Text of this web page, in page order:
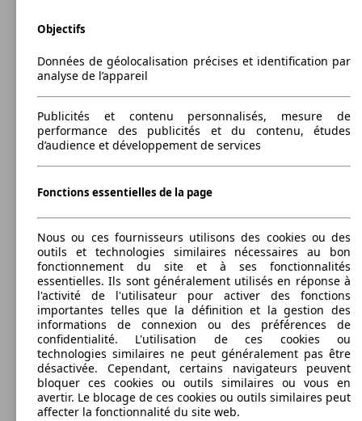
718 Boxster 2.5i S 350 ch
(350 PS) l/
718 Boxster 4.0 400 ch
(400 PS)
718 Boxster 4.0 400 ch PDK
294 KW
(400 PS)
Cabriolet
Essence
Model Version
Leistung
Boxster 2.7i 265 ch
195 KW
(265 PS)
Ø
l/
2009 - 2013 Porsche BOXSTER SPYDER (12/2009-04/2013)
Dim. (L/l/h):
à partir de 4329 x 1801 x 1231 mm
235 KW (320 PS)
Sièges:
2
Coffre:
130 - 150 Litres
Afficher les variantes
Objectifs
Données de géolocalisation précises et identification par
analyse de l’appareil
Publicités et contenu personnalisés, mesure de
performance des publicités et du contenu, études
d’audience et développement de services
Fonctions essentielles de la page
Nous ou ces fournisseurs utilisons des cookies ou des
outils et technologies similaires nécessaires au bon
fonctionnement du site et à ses fonctionnalités
essentielles. Ils sont généralement utilisés en réponse à
l'activité de l'utilisateur pour activer des fonctions
importantes telles que la définition et la gestion des
informations de connexion ou des préférences de
confidentialité. L'utilisation de ces cookies ou
technologies similaires ne peut généralement pas être
désactivée. Cependant, certains navigateurs peuvent
bloquer ces cookies ou outils similaires ou vous en
avertir. Le blocage de ces cookies ou outils similaires peut
affecter la fonctionnalité du site web.